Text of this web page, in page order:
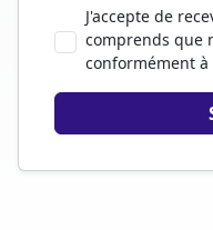
J'accepte de
comprends que
conformément à